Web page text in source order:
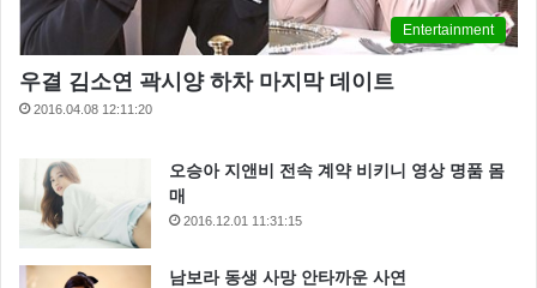
Entertainment
우결 김소연 곽시양 하차 마지막 데이트
2016.04.08 12:11:20
오승아 지앤비 전속 계약 비키니 영상 명품 몸
매
2016.12.01 11:31:15
남보라 동생 사망 안타까운 사연